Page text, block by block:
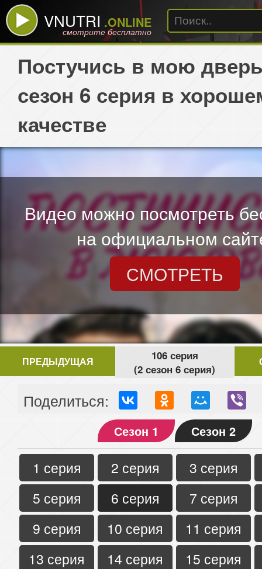
VNUTRI .ONLINE
смотрите бесплатно
Постучись в мою
сезон 6 серия в
качестве
Видео можно посмотреть
на официальном
СМОТРЕТЬ
ПРЕДЫДУЩАЯ
106 серия
(2 сезон 6 серия)
Поделиться:
Сезон 1 Сезон 2
1 серия 2 серия
3 серия
5 серия
6 серия
7 серия
9 серия
10 серия
11 серия
13 серия
14 серия
15 серия